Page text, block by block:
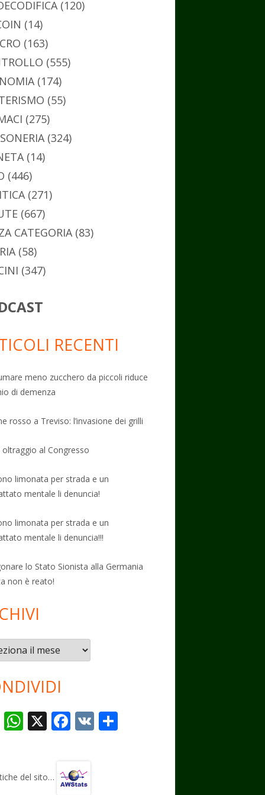
(120)
(14)
(163)
(555)
(174)
(55)
(275)
(324)
(14)
(446)
(271)
(667)
CATEGORIA(83)
(58)
(347)
RECENTI
meno zucchero da piccoli riduce
di demenza
rosso a Treviso: l’invasione dei grilli
oltraggio al Congresso
limonata per strada e un
mentale li denuncia!
limonata per strada e un
mentale li denuncia!!!
lo Stato Sionista alla Germania
non è reato!
T
gr
W
s
X F
b
V
del sito…